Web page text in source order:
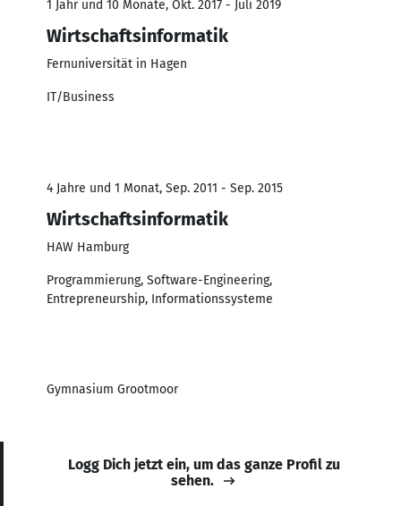
1 Jahr und 10 Monate, Okt. 2017 - Juli 2019
Wirtschaftsinformatik
Fernuniversität in Hagen
IT/Business
4 Jahre und 1 Monat, Sep. 2011 - Sep. 2015
Wirtschaftsinformatik
HAW Hamburg
Programmierung, Software-Engineering,
Entrepreneurship, Informationssysteme
Gymnasium Grootmoor
Logg Dich jetzt ein, um das ganze Profil zu
sehen.